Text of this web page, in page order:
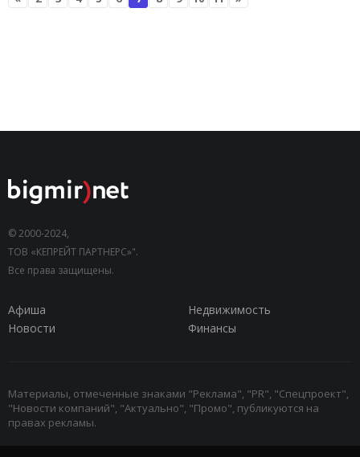
© 2000-2024,
ТОВ «КЕПРЕЙТ ПАРТНЕРС»".
Все права защищены.
Афиша
Недвижимость
Новости
Финансы
Материалы, отмеченные знаками "Реклама", "PR", "Спецпроект",
"Новости компаний", "Актуально", "Промо", публикуются на
правах рекламы.